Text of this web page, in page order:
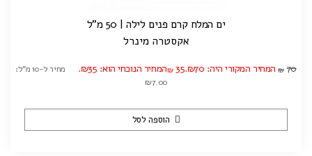
ים המלח קרם פנים לילה | 50 מ"ל
אקסטרה מינרל
₪ 70 המחיר המקורי היה: ₪70. ₪ 35 המחיר הנוכחי הוא: ₪35.
מחיר ל-10 מ"ל:
₪7.00
הוספה לסל